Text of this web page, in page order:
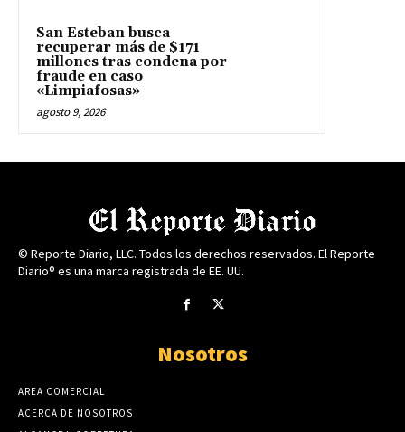
San Esteban busca
recuperar más de $171
millones tras condena por
fraude en caso
«Limpiafosas»
agosto 9, 2026
© Reporte Diario, LLC. Todos los derechos reservados. El Reporte
Diario® es una marca registrada de EE. UU.
Nosotros
AREA COMERCIAL
ACERCA DE NOSOTROS